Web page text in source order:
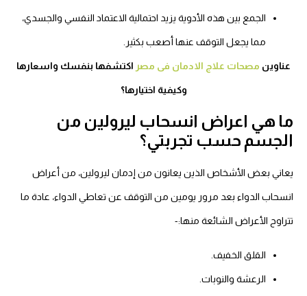
الجمع بين هذه الأدوية يزيد احتمالية الاعتماد النفسي والجسدي،
مما يجعل التوقف عنها أصعب بكثير.
مصحات علاج الادمان فى مصراكتشفها بنفسك واسعارها
وكيفية اختيارها؟
هي اعراض انسحاب ليرولين من
حسب تجربتي؟
بعض الأشخاص الذين يعانون من إدمان ليرولين، من أعراض
الدواء بعد مرور يومين من التوقف عن تعاطي الدواء، عادة ما
الأعراض الشائعة منها:-
القلق الخفيف.
الرعشة والنوبات.